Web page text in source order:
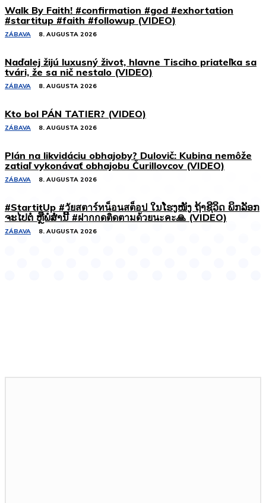
Walk By Faith! #confirmation #god #exhortation
#startitup #faith #followup (VIDEO)
ZÁBAVA 8. AUGUSTA 2026
Naďalej žijú luxusný život, hlavne Tisciho priateľka sa
tvári, že sa nič nestalo (VIDEO)
ZÁBAVA 8. AUGUSTA 2026
Kto bol PÁN TATIER? (VIDEO)
ZÁBAVA 8. AUGUSTA 2026
Plán na likvidáciu obhajoby? Dulovič: Kubina nemôže
zatiaľ vykonávať obhajobu Čurillovcov (VIDEO)
ZÁBAVA 8. AUGUSTA 2026
#StartitUp #วัยสตาร์ทน็อนสต็อป ໃນໂຮງໜັງ ຖ້າຊີວິດ ພິກລັອກ
ຈະໄປຕໍ່ ຫຼືພໍສໍ່ານີ້ #ฝากกดติดตามด้วยนะคะ🙏 (VIDEO)
ZÁBAVA 8. AUGUSTA 2026